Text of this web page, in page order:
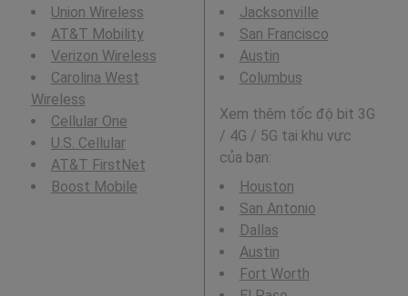
Union Wireless
AT&T Mobility
Verizon Wireless
Carolina West
Wireless
Cellular One
U.S. Cellular
AT&T FirstNet
Boost Mobile
Jacksonville
San Francisco
Austin
Columbus
Xem thêm tốc độ bit 3G
/ 4G / 5G tại khu vực
của bạn:
Houston
San Antonio
Dallas
Austin
Fort Worth